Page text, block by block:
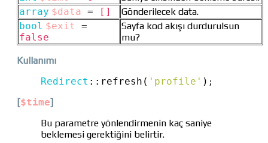
array $data = []
Gönderilecek data.
bool $exit
=
false
Sayfa kod akışı durdurulsun
mu?
Kullanımı
Redirect :: refresh( 'profile' ) ;
[$time]
Bu parametre yönlendirmenin kaç saniye
beklemesi gerektiğini belirtir.